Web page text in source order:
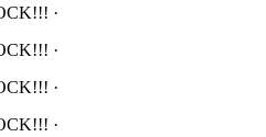
·
·
·
·